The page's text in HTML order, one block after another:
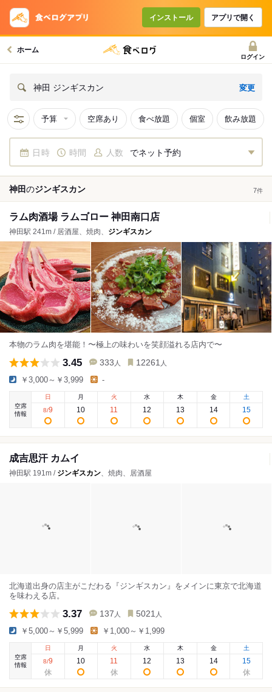
インストール アプリで開く
ホーム
ログイン
神田 ジンギスカン 変更
予算 空席あり 食べ放題 個室 飲み放題
日時 時間 人数 でネット予約
神田のジンギスカン 7件
ラム肉酒場 ラムゴロー 神田南口店
神田駅 241m / 居酒屋、焼肉、 ジンギスカン
本物のラム肉を堪能！〜極上の味わいを笑顔溢れる店内で〜
3.45 333 人 12261 人
￥3,000～￥3,999 -
空席
情報
日
8/9
月
10
火
11
水
12
木
13
金
14
土
15
成吉思汗 カムイ
神田駅 191m / ジンギスカン、焼肉、居酒屋
北海道出身の店主がこだわる『ジンギスカン』をメインに東京で北海道
を味わえる店。
3.37 137 人 5021 人
￥5,000～￥5,999 ￥1,000～￥1,999
空席
情報
日
8/9
月
10
火
11
水
12
木
13
金
14
土
15